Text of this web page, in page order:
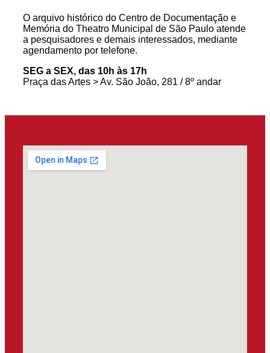
O arquivo histórico do Centro de Documentação e
Memória do Theatro Municipal de São Paulo atende
a pesquisadores e demais interessados, mediante
agendamento por telefone.
SEG a SEX, das 10h às 17h
Praça das Artes > Av. São João, 281 / 8º andar